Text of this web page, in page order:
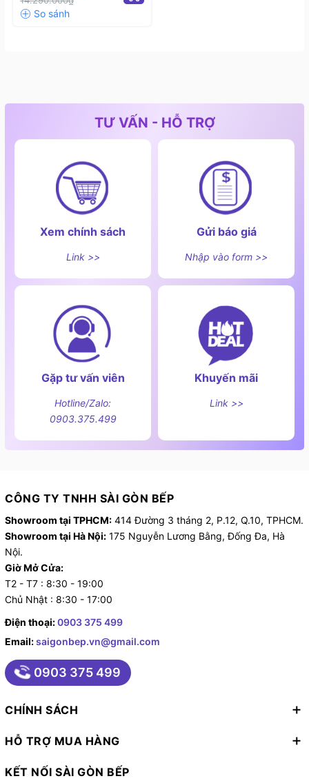
TƯ VẤN - HỖ TRỢ
Xem chính sách
Link >>
Gửi báo giá
Nhập vào form >>
Gặp tư vấn viên
Hotline/Zalo:
0903.375.499
Khuyến mãi
Link >>
CÔNG TY TNHH SÀI GÒN BẾP
Showroom tại TPHCM: 414 Đường 3 tháng 2, P.12, Q.10, TPHCM.
Showroom tại Hà Nội: 175 Nguyễn Lương Bằng, Đống Đa, Hà
Nội.
Giờ Mở Cửa:
T2 - T7 : 8:30 - 19:00
Chủ Nhật : 8:30 - 17:00
Điện thoại:0903 375 499
Email:saigonbep.vn@gmail.com
0903 375 499
CHÍNH SÁCH
HỖ TRỢ MUA HÀNG
KẾT NỐI SÀI GÒN BẾP